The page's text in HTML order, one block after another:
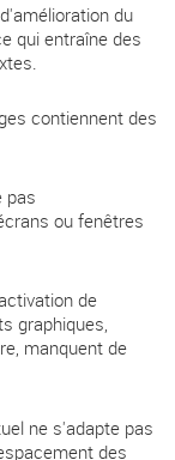
du
qui entraîne des
contiennent des
pas
ou fenêtres
de
graphiques,
manquent de
ne s'adapte pas
des